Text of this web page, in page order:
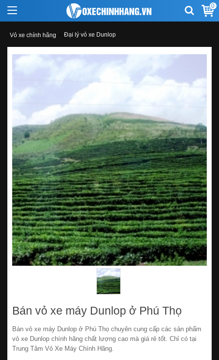
0
Vỏ xe chính hãng Đại lý vỏ xe Dunlop
Bán vỏ xe máy Dunlop ở Phú Thọ
Bán vỏ xe máy Dunlop ở Phú Thọ chuyên cung cấp các sản phẩm
vỏ xe Dunlop chính hãng chất lượng cao mà giá rẻ tốt. Chỉ có tại
Trung Tâm Vỏ Xe Máy Chính Hãng.